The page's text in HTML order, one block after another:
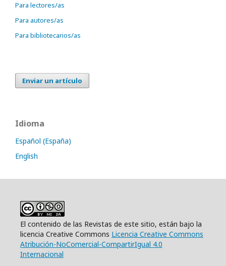
Para lectores/as
Para autores/as
Para bibliotecarios/as
Enviar un artículo
Idioma
Español (España)
English
El contenido de las Revistas de este sitio, están bajo la
licencia Creative Commons Licencia Creative Commons
Atribución-NoComercial-CompartirIgual 4.0
Internacional